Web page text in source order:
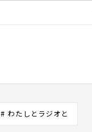
# わたしとラジオと